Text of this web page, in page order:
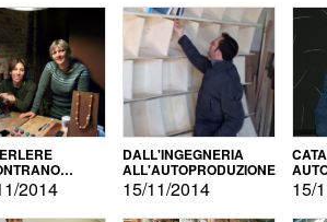
2014
DALL'INGEGNERIA
ALL'AUTOPRODUZIONE
15/11/2014 15/